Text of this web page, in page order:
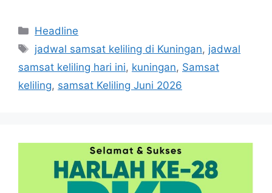
Kategori
Headline
Tag
jadwal samsat keliling di Kuningan, jadwal
samsat keliling hari ini, kuningan, Samsat
keliling, samsat Keliling Juni 2026